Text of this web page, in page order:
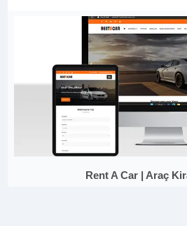
Rent A Car | Araç